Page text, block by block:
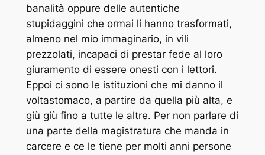
banalità oppure delle autentiche
stupidaggini che ormai li hanno trasformati,
almeno nel mio immaginario, in vili
prezzolati, incapaci di prestar fede al loro
giuramento di essere onesti con i lettori.
Eppoi ci sono le istituzioni che mi danno il
voltastomaco, a partire da quella più alta, e
giù giù fino a tutte le altre. Per non parlare di
una parte della magistratura che manda in
carcere e ce le tiene per molti anni persone